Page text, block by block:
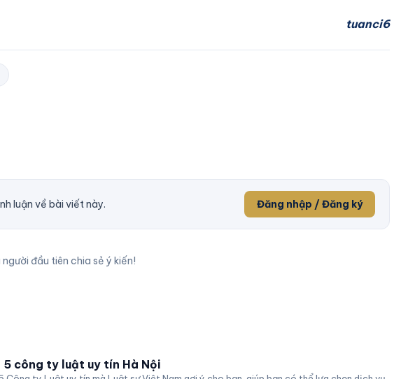
tuanci6
luận về bài viết này. Đăng nhập / Đăng ký
đầu tiên chia sẻ ý kiến!
5 công ty luật uy tín Hà Nội